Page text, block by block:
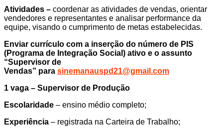
Atividades – coordenar as atividades de vendas, orientar
vendedores e representantes e analisar performance da
equipe, visando o cumprimento de metas estabelecidas.
Enviar currículo com a inserção do número de PIS
(Programa de Integração Social) ativo e o assunto
“Supervisor de
Vendas” para sinemanauspd21@gmail.com
1 vaga – Supervisor de Produção
Escolaridade – ensino médio completo;
Experiência – registrada na Carteira de Trabalho;